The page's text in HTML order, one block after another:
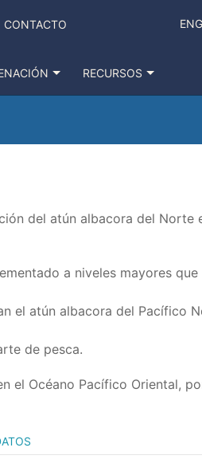
CONTACTO
RECURSOS
del atún albacora del Norte
a niveles mayores que
el atún albacora del Pacífico
de pesca.
el Océano Pacífico Oriental,